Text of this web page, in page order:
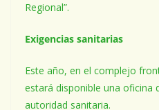
Regional”.
Exigencias sanitarias
Este año, en el complejo
estará disponible una oficina
autoridad sanitaria.